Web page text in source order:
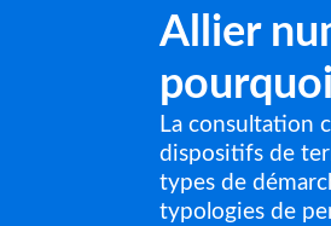
Allier
La consultation
dispositifs de
types de
typologies de